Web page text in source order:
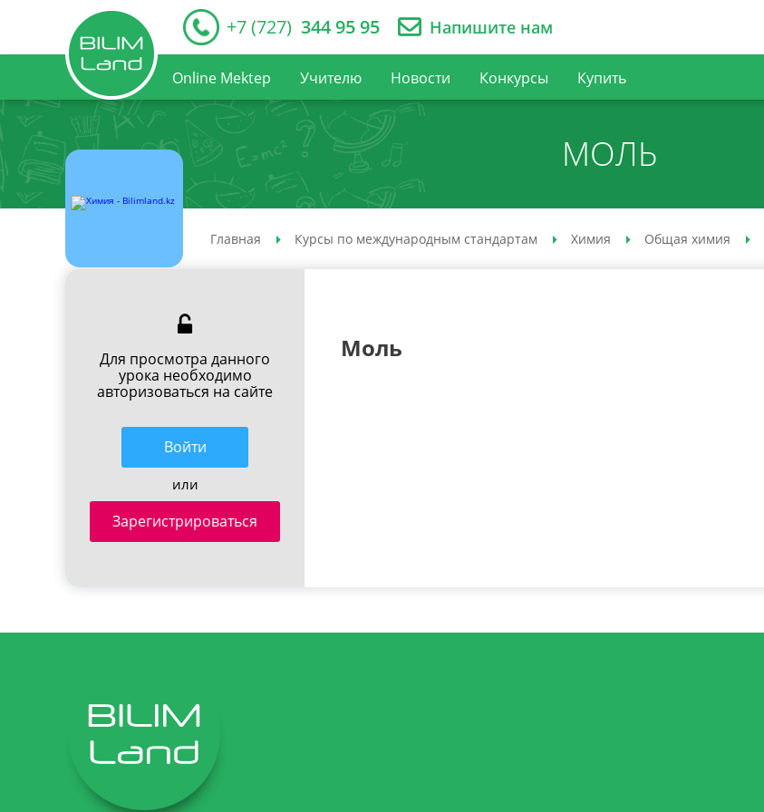
+7 (727) 344 95 95 Напишите нам
Online Mektep Учителю Новости Конкурсы Купить
МОЛЬ
Главная Курсы по международным стандартам Химия Общая химия
Для просмотра данного
урока необходимо
авторизоваться на сайте
Войти
или
Зарегистрироваться
Моль